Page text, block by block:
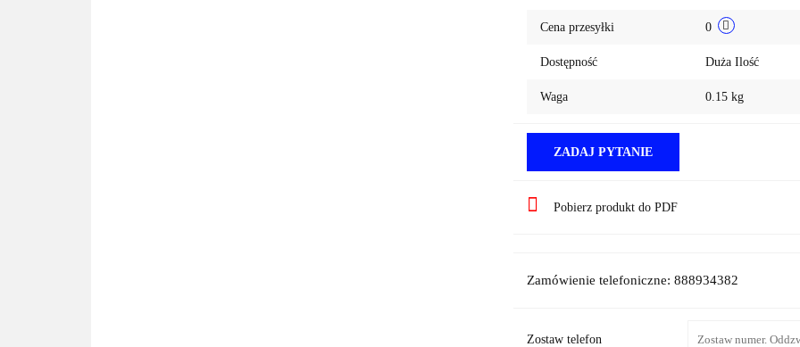
Cena przesyłki 0
Dostępność Duża Ilość
Waga 0.15 kg
ZADAJ PYTANIE
Pobierz produkt do PDF
Zamówienie telefoniczne: 888934382
Zostaw telefon